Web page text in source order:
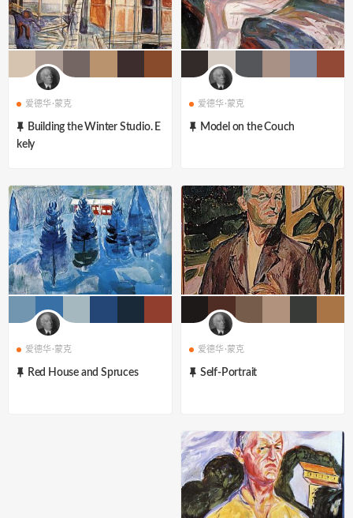
爱德华·蒙克
Building the Winter Studio. E
kely
爱德华·蒙克
Model on the Couch
爱德华·蒙克
Red House and Spruces
爱德华·蒙克
Self-Portrait